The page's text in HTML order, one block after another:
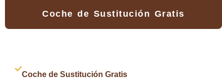
Coche de Sustitución Gratis
Coche de Sustitución Gratis